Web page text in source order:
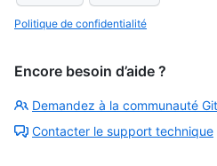
Politique de confidentialité
Encore besoin d’aide ?
Demandez à la communauté
Contacter le support technique